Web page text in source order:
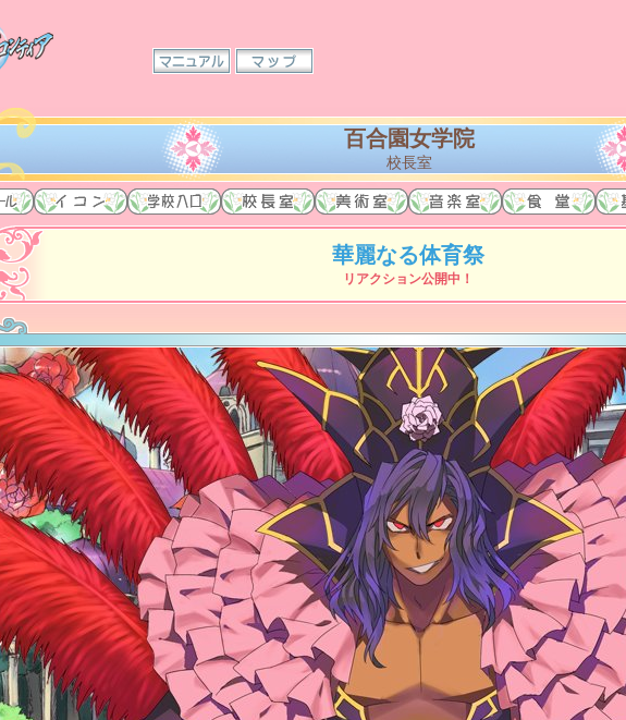
百合園女学院
校長室
華麗なる体育祭
リアクション公開中！